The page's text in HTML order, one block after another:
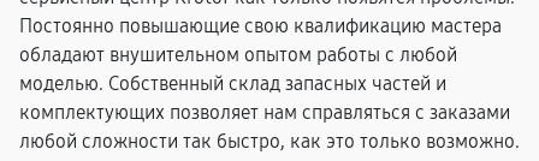
Постоянно повышающие свою квалификацию мастера
обладают внушительном опытом работы с любой
моделью. Собственный склад запасных частей и
комплектующих позволяет нам справляться с заказами
любой сложности так быстро, как это только возможно.